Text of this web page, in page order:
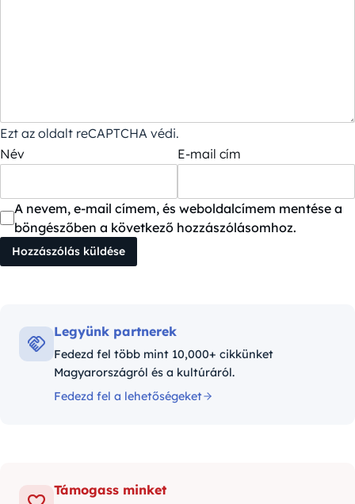
Ezt az oldalt reCAPTCHA védi.
Név
E-mail cím
A nevem, e-mail címem, és weboldalcímem mentése a
böngészőben a következő hozzászólásomhoz.
Legyünk partnerek
Fedezd fel több mint 10,000+ cikkünket
Magyarországról és a kultúráról.
Fedezd fel a lehetőségeket
Támogass minket